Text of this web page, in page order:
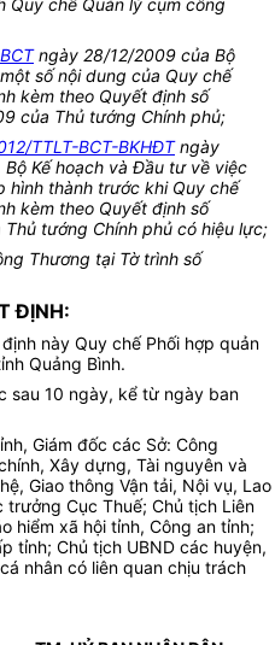
Quy chế Quản lý cụm công
ngày 28/12/2009 của Bộ
số nội dung của Quy chế
kèm theo Quyết định số
của Thủ tướng Chính phủ;
TTLT-BCT-BKHĐTngày
Kế hoạch và Đầu tư về việc
hình thành trước khi Quy chế
kèm theo Quyết định số
tướng Chính phủ có hiệu lực;
Thương tại Tờ trình số
ĐỊNH:
này Quy chế Phối hợp quản
Quảng Bình.
sau 10 ngày, kể từ ngày ban
Giám đốc các Sở: Công
Xây dựng, Tài nguyên và
Giao thông Vận tải, Nội vụ, Lao
Cục Thuế; Chủ tịch Liên
hiểm xã hội tỉnh, Công an tỉnh;
tỉnh; Chủ tịch UBND các huyện,
nhân có liên quan chịu trách